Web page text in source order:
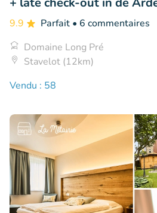
9.9 Parfait • 6 commentaires
Domaine Long Pré
Stavelot (12km)
Vendu : 58